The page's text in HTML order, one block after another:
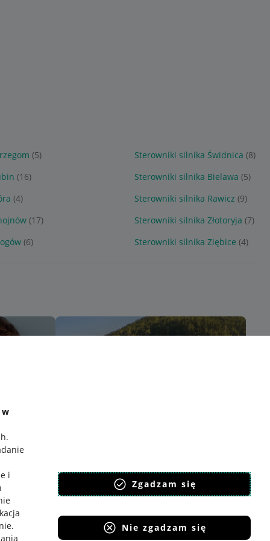
w
.
i
.
Zgadzam się
Nie zgadzam się
(5) Sterowniki silnika Świdnica (8)
(16) Sterowniki silnika Bielawa (5)
(4) Sterowniki silnika Rawicz (9)
(17) Sterowniki silnika Złotoryja (7)
(6) Sterowniki silnika Ziębice (4)